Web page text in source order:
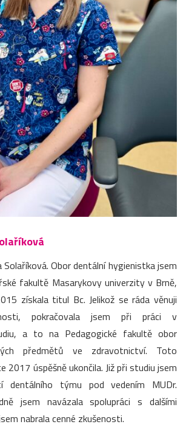
Solaříková. Obor dentální hygienistka jsem
fakultě Masarykovy univerzity v Brně,
získala titul Bc. Jelikož se ráda věnuji
pokračovala jsem při práci v
a to na Pedagogické fakultě obor
předmětů ve zdravotnictví. Toto
2017 úspěšně ukončila. Již při studiu jsem
dentálního týmu pod vedením MUDr.
jsem navázala spolupráci s dalšími
nabrala cenné zkušenosti.